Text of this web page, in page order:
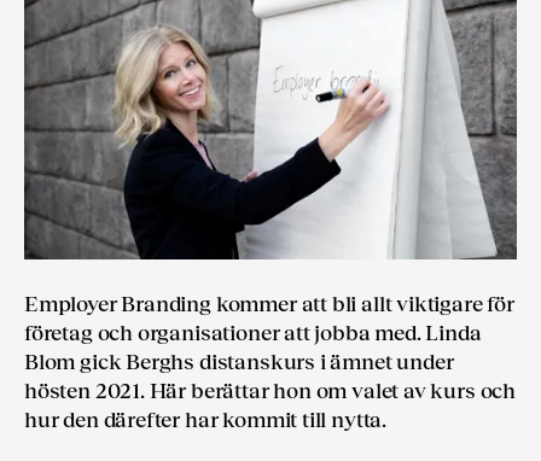
Employer Branding kommer att bli allt viktigare för
företag och organisationer att jobba med. Linda
Blom gick Berghs distanskurs i ämnet under
hösten 2021. Här berättar hon om valet av kurs och
hur den därefter har kommit till nytta.